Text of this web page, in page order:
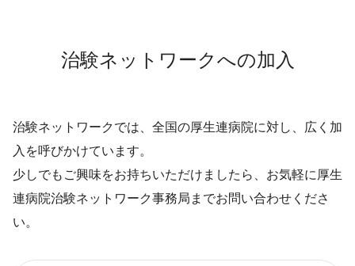
お問い合わせ
治験ネットワークへの加入
治験ネットワークでは、全国の厚生連病院に対し、広く加
入を呼びかけています。
少しでもご興味をお持ちいただけましたら、お気軽に厚生
連病院治験ネットワーク事務局までお問い合わせくださ
い。